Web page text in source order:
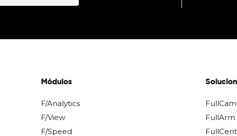
Módulos
F/Analytics
F/View
F/Speed
FullCam
FullArm